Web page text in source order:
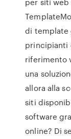
di template
principianti
riferimento
una
allora alla
siti
software
online? Di